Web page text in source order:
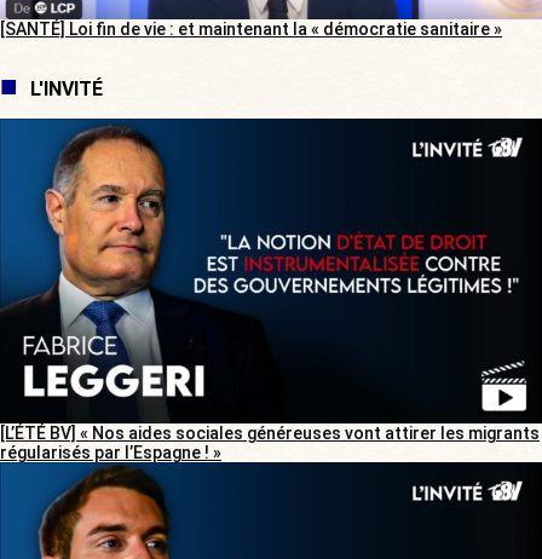
[SANTÉ] Loi fin de vie : et maintenant la « démocratie sanitaire »
L'INVITÉ
[L’ÉTÉ BV] « Nos aides sociales généreuses vont attirer les migrants
régularisés par l’Espagne ! »